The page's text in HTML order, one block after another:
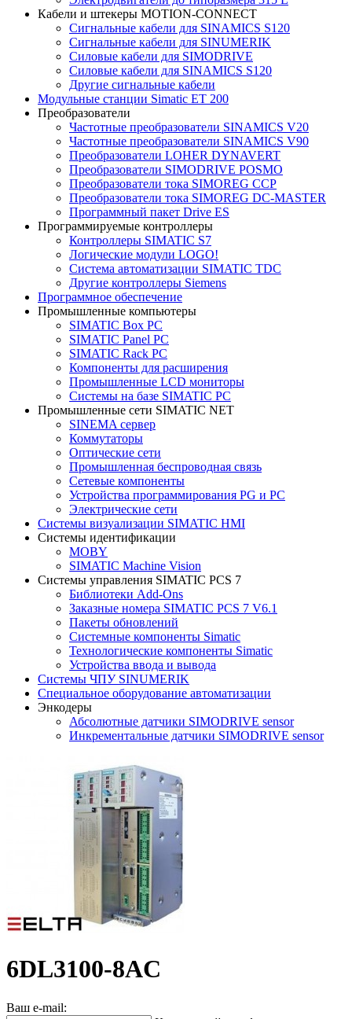
Кабели и штекеры MOTION-CONNECT
Сигнальные кабели для SINAMICS S120
Сигнальные кабели для SINUMERIK
Силовые кабели для SIMODRIVE
Силовые кабели для SINAMICS S120
Другие сигнальные кабели
Модульные станции Simatic ET 200
Преобразователи
Частотные преобразователи SINAMICS V20
Частотные преобразователи SINAMICS V90
Преобразователи LOHER DYNAVERT
Преобразователи SIMODRIVE POSMO
Преобразователи тока SIMOREG CCP
Преобразователи тока SIMOREG DC-MASTER
Программный пакет Drive ES
Программируемые контроллеры
Контроллеры SIMATIC S7
Логические модули LOGO!
Система автоматизации SIMATIC TDC
Другие контроллеры Siemens
Программное обеспечение
Промышленные компьютеры
SIMATIC Box PC
SIMATIC Panel PС
SIMATIC Rack PC
Компоненты для расширения
Промышленные LCD мониторы
Системы на базе SIMATIC PC
Промышленные сети SIMATIC NET
SINEMA сервер
Коммутаторы
Оптические сети
Промышленная беспроводная связь
Сетевые компоненты
Устройства программирования PG и PC
Электрические сети
Системы визуализации SIMATIC HMI
Системы идентификации
MOBY
SIMATIC Machine Vision
Системы управления SIMATIC PCS 7
Библиотеки Add-Ons
Заказные номера SIMATIC PCS 7 V6.1
Пакеты обновлений
Системные компоненты Simatic
Технологические компоненты Simatic
Устройства ввода и вывода
Системы ЧПУ SINUMERIK
Специальное оборудование автоматизации
Энкодеры
Абсолютные датчики SIMODRIVE sensor
Инкрементальные датчики SIMODRIVE sensor
6DL3100-8AC
Ваш e-mail: